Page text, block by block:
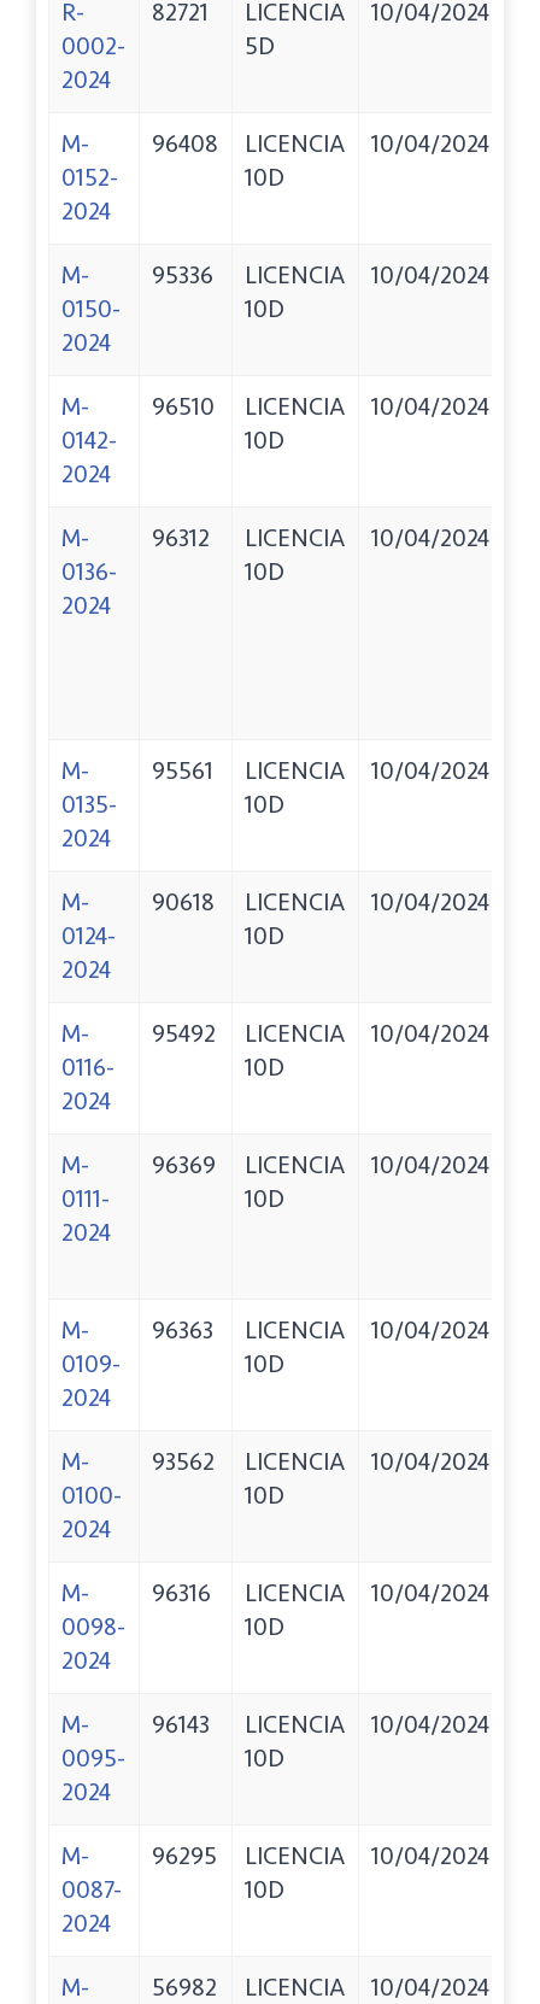
R-
0002-
2024
82721
LICENCIA
5D
10/04/2024
M-
0152-
2024
96408
LICENCIA
10D
10/04/2024
M-
0150-
2024
95336
LICENCIA
10D
10/04/2024
M-
0142-
2024
96510
LICENCIA
10D
10/04/2024
M-
0136-
2024
96312
LICENCIA
10D
10/04/2024
M-
0135-
2024
95561
LICENCIA
10D
10/04/2024
M-
0124-
2024
90618
LICENCIA
10D
10/04/2024
M-
0116-
2024
95492
LICENCIA
10D
10/04/2024
M-
0111-
2024
96369
LICENCIA
10D
10/04/2024
M-
0109-
2024
96363
LICENCIA
10D
10/04/2024
M-
0100-
2024
93562
LICENCIA
10D
10/04/2024
M-
0098-
2024
96316
LICENCIA
10D
10/04/2024
M-
0095-
2024
96143
LICENCIA
10D
10/04/2024
M-
0087-
2024
96295
LICENCIA
10D
10/04/2024
M-
56982
LICENCIA
10/04/2024